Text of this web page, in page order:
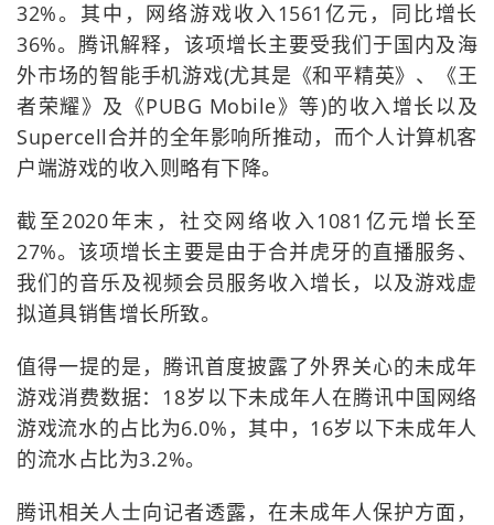
32%。其中，网络游戏收入1561亿元，同比增长
36%。腾讯解释，该项增长主要受我们于国内及海
外市场的智能手机游戏(尤其是《和平精英》、《王
者荣耀》及《PUBG Mobile》等)的收入增长以及
Supercell合并的全年影响所推动，而个人计算机客
户端游戏的收入则略有下降。
截至2020年末，社交网络收入1081亿元增长至
27%。该项增长主要是由于合并虎牙的直播服务、
我们的音乐及视频会员服务收入增长，以及游戏虚
拟道具销售增长所致。
值得一提的是，腾讯首度披露了外界关心的未成年
游戏消费数据：18岁以下未成年人在腾讯中国网络
游戏流水的占比为6.0%，其中，16岁以下未成年人
的流水占比为3.2%。
腾讯相关人士向记者透露，在未成年人保护方面，